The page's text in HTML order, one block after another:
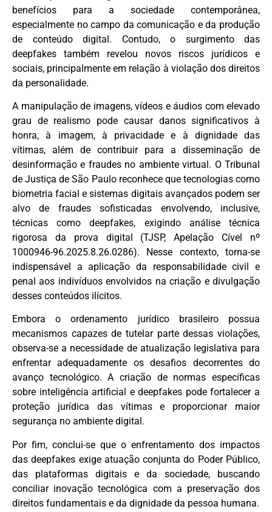
benefícios para a sociedade contemporânea,
especialmente no campo da comunicação e da produção
de conteúdo digital. Contudo, o surgimento das
deepfakes também revelou novos riscos jurídicos e
sociais, principalmente em relação à violação dos direitos
da personalidade.
A manipulação de imagens, vídeos e áudios com elevado
grau de realismo pode causar danos significativos à
honra, à imagem, à privacidade e à dignidade das
vítimas, além de contribuir para a disseminação de
desinformação e fraudes no ambiente virtual. O Tribunal
de Justiça de São Paulo reconhece que tecnologias como
biometria facial e sistemas digitais avançados podem ser
alvo de fraudes sofisticadas envolvendo, inclusive,
técnicas como deepfakes, exigindo análise técnica
rigorosa da prova digital (TJSP, Apelação Cível nº
1000946-96.2025.8.26.0286). Nesse contexto, torna-se
indispensável a aplicação da responsabilidade civil e
penal aos indivíduos envolvidos na criação e divulgação
desses conteúdos ilícitos.
Embora o ordenamento jurídico brasileiro possua
mecanismos capazes de tutelar parte dessas violações,
observa-se a necessidade de atualização legislativa para
enfrentar adequadamente os desafios decorrentes do
avanço tecnológico. A criação de normas específicas
sobre inteligência artificial e deepfakes pode fortalecer a
proteção jurídica das vítimas e proporcionar maior
segurança no ambiente digital.
Por fim, conclui-se que o enfrentamento dos impactos
das deepfakes exige atuação conjunta do Poder Público,
das plataformas digitais e da sociedade, buscando
conciliar inovação tecnológica com a preservação dos
direitos fundamentais e da dignidade da pessoa humana.